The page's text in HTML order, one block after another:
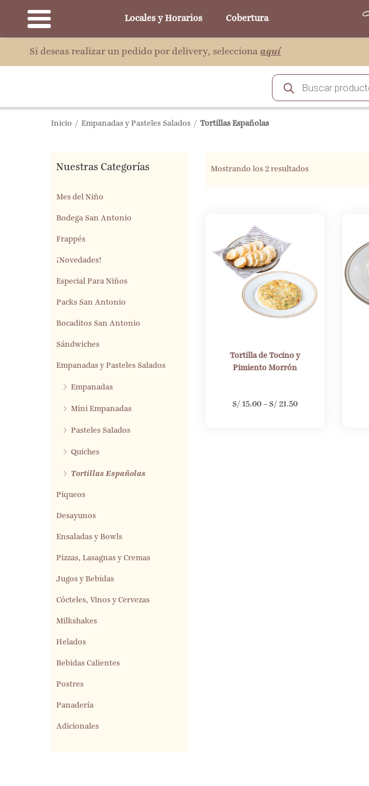
Locales y Horarios Cobertura
Si deseas realizar un pedido por delivery, seleccionaaquí
Inicio / Empanadas y Pasteles Salados / Tortillas Españolas
Mostrando los 2 resultados
Tortilla de Tocino y
Pimiento Morrón
S/ 15.00– S/ 21.50
Nuestras Categorías
Mes del Niño
Bodega San Antonio
Frappés
¡Novedades!
Especial Para Niños
Packs San Antonio
Bocaditos San Antonio
Sándwiches
Empanadas y Pasteles Salados
Empanadas
Mini Empanadas
Pasteles Salados
Quiches
Tortillas Españolas
Piqueos
Desayunos
Ensaladas y Bowls
Pizzas, Lasagnas y Cremas
Jugos y Bebidas
Cócteles, Vinos y Cervezas
Milkshakes
Helados
Bebidas Calientes
Postres
Panadería
Adicionales